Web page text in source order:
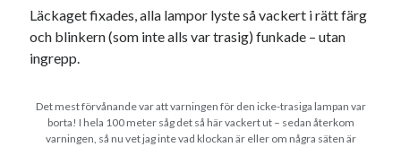
Läckaget fixades, alla lampor lyste så vackert i rätt färg
och blinkern (som inte alls var trasig) funkade – utan
ingrepp.
Det mest förvånande var att varningen för den icke-trasiga lampan var
borta! I hela 100 meter såg det så här vackert ut – sedan återkom
varningen, så nu vet jag inte vad klockan är eller om några säten är